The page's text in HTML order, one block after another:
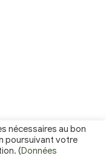
nécessaires au bon
poursuivant votre
(Données